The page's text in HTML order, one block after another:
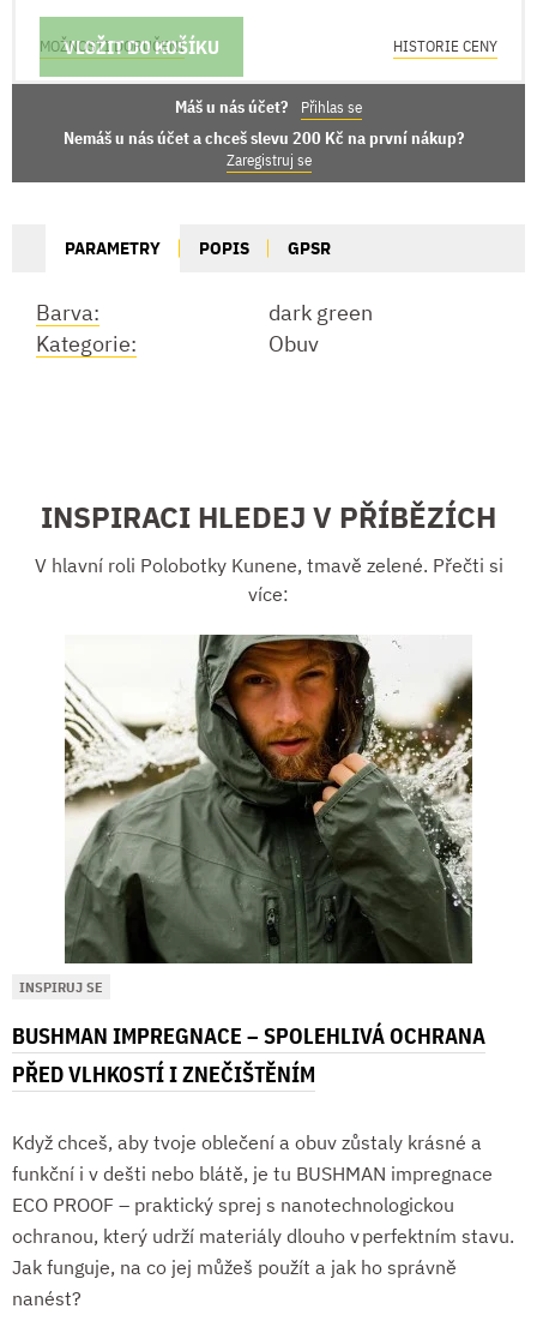
VLOŽIT DO KOŠÍKU
MOŽNOSTI DORUČENÍ HISTORIE CENY
Máš u nás účet? Přihlas se
Nemáš u nás účet a chceš slevu 200 Kč na první nákup?
Zaregistruj se
PARAMETRY POPIS GPSR
Barva:
dark green
Kategorie:
Obuv
INSPIRACI HLEDEJ V PŘÍBĚZÍCH
V hlavní roli Polobotky Kunene, tmavě zelené. Přečti si
více:
INSPIRUJ SE
BUSHMAN IMPREGNACE – SPOLEHLIVÁ OCHRANA
PŘED VLHKOSTÍ I ZNEČIŠTĚNÍM
Když chceš, aby tvoje oblečení a obuv zůstaly krásné a
funkční i v dešti nebo blátě, je tu BUSHMAN impregnace
ECO PROOF – praktický sprej s nanotechnologickou
ochranou, který udrží materiály dlouho v perfektním stavu.
Jak funguje, na co jej můžeš použít a jak ho správně
nanést?